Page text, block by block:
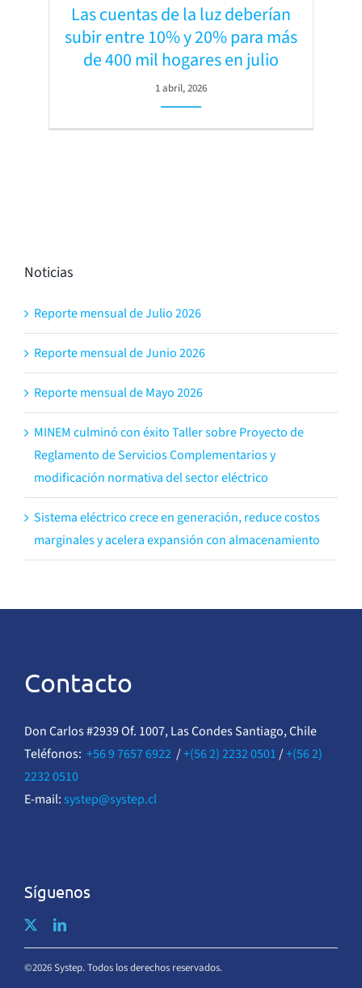
Las cuentas de la luz deberían
subir entre 10% y 20% para más
de 400 mil hogares en julio
1 abril, 2026
Noticias
Reporte mensual de Julio 2026
Reporte mensual de Junio 2026
Reporte mensual de Mayo 2026
MINEM culminó con éxito Taller sobre Proyecto de
Reglamento de Servicios Complementarios y
modificación normativa del sector eléctrico
Sistema eléctrico crece en generación, reduce costos
marginales y acelera expansión con almacenamiento
Contacto
Don Carlos #2939 Of. 1007, Las Condes Santiago, Chile
Teléfonos: +56 9 7657 6922/+(56 2) 2232 0501/+(56 2)
2232 0510
E-mail: systep@systep.cl
Síguenos
©2026 Systep. Todos los derechos reservados.